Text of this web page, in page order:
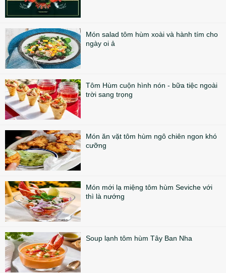
Món salad tôm hùm xoài và hành tím cho
ngày oi ả
Tôm Hùm cuộn hình nón - bữa tiệc ngoài
trời sang trọng
Món ăn vặt tôm hùm ngô chiên ngon khó
cưỡng
Món mới lạ miệng tôm hùm Seviche với
thì là nướng
Soup lạnh tôm hùm Tây Ban Nha